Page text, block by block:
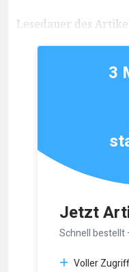
Lesedauer des
Jetzt
Schnell bestellt
Voller
3